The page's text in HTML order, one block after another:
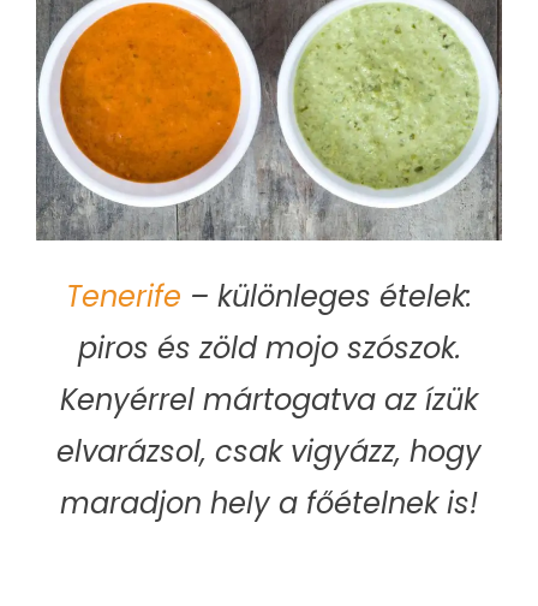
Tenerife – különleges ételek:
piros és zöld mojo szószok.
Kenyérrel mártogatva az ízük
elvarázsol, csak vigyázz, hogy
maradjon hely a főételnek is!